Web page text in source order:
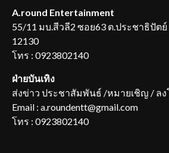
A.round Entertainment
55/11 มบ.สีวลี2 ซอย63 ต.ประชาธิปัต
12130
โทร : 0923802140
ฝ่ายบันเทิง
ส่งข่าว ประชาสัมพันธ์ /หมายเชิญ / ล
Email : a.roundentt@gmail.com
โทร : 0923802140